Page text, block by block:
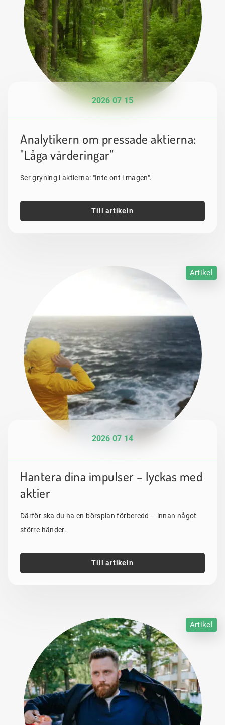
2026 07 15
Analytikern om pressade aktierna:
"Låga värderingar"
Ser gryning i aktierna: "Inte ont i magen".
Till artikeln
Artikel
2026 07 14
Hantera dina impulser – lyckas med
aktier
Därför ska du ha en börsplan förberedd – innan något
större händer.
Till artikeln
Artikel